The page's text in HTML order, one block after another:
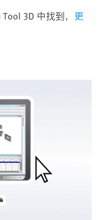
3D 中找到， 更